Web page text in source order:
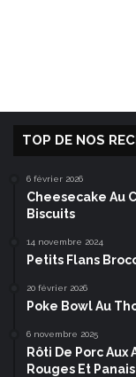
TOP DE NOS
6 février 2026
Cheesecake Au
Biscuits
14 novembre 2024
Petits Flans
20 février 2026
Poke Bowl Au
6 novembre 2025
Rôti De Porc
Rouges Et Panais